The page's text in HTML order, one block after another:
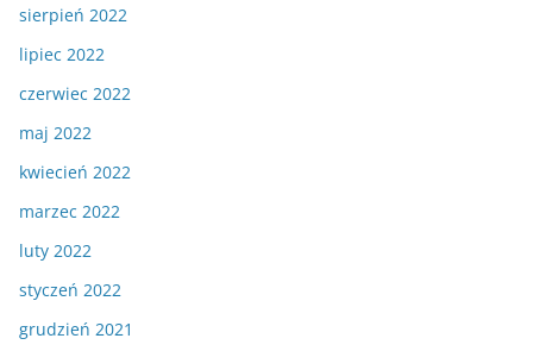
sierpień 2022
lipiec 2022
czerwiec 2022
maj 2022
kwiecień 2022
marzec 2022
luty 2022
styczeń 2022
grudzień 2021